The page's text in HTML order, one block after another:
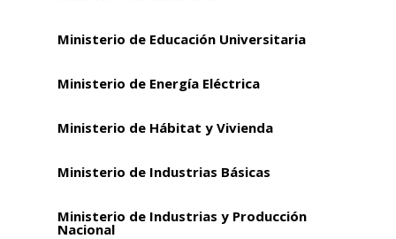
Ministerio de Educación Universitaria
Ministerio de Energía Eléctrica
Ministerio de Hábitat y Vivienda
Ministerio de Industrias Básicas
Ministerio de Industrias y Producción
Nacional